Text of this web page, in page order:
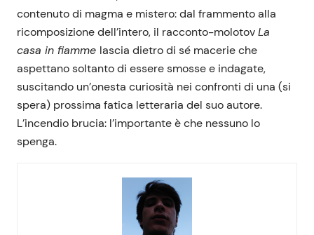
contenuto di magma e mistero: dal frammento alla
ricomposizione dell’intero, il racconto-molotovLa
casa in fiamme lascia dietro di sé macerie che
aspettano soltanto di essere smosse e indagate,
suscitando un’onesta curiosità nei confronti di una (si
spera) prossima fatica letteraria del suo autore.
L’incendio brucia: l’importante è che nessuno lo
spenga.